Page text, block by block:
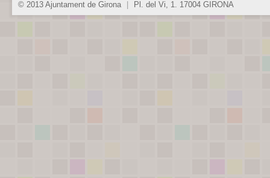
© 2013 Ajuntament de Girona Pl. del Vi, 1. 17004 GIRONA